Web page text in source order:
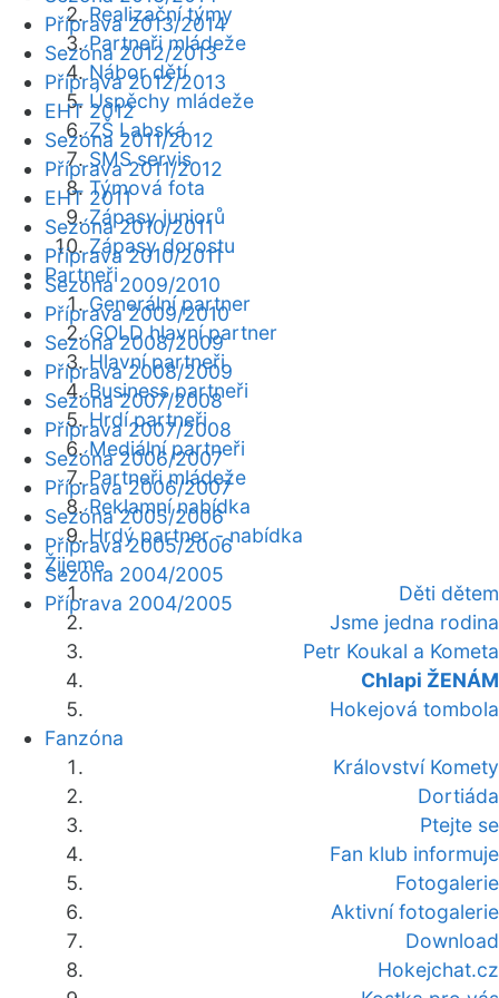
Realizační týmy
Partneři mládeže
Nábor dětí
Úspěchy mládeže
ZŠ Labská
SMS servis
Týmová fota
Zápasy juniorů
Zápasy dorostu
Partneři
Generální partner
GOLD hlavní partner
Hlavní partneři
Business partneři
Hrdí partneři
Mediální partneři
Partneři mládeže
Reklamní nabídka
Hrdý partner - nabídka
Žijeme
Děti dětem
Jsme jedna rodina
Petr Koukal a Kometa
Chlapi ŽENÁM
Hokejová tombola
Fanzóna
Království Komety
Dortiáda
Ptejte se
Fan klub informuje
Fotogalerie
Aktivní fotogalerie
Download
Hokejchat.cz
Příprava 2013/2014
Sezóna 2012/2013
Příprava 2012/2013
EHT 2012
Sezóna 2011/2012
Příprava 2011/2012
EHT 2011
Sezóna 2010/2011
Příprava 2010/2011
Sezóna 2009/2010
Příprava 2009/2010
Sezóna 2008/2009
Příprava 2008/2009
Sezóna 2007/2008
Příprava 2007/2008
Sezóna 2006/2007
Příprava 2006/2007
Sezóna 2005/2006
Příprava 2005/2006
Sezóna 2004/2005
Příprava 2004/2005